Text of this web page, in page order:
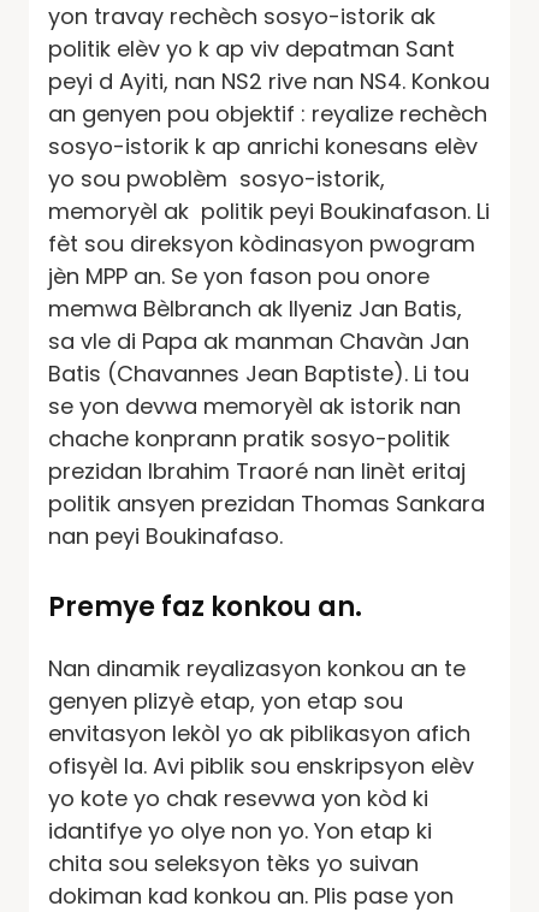
yon travay rechèch sosyo-istorik ak
politik elèv yo k ap viv depatman Sant
peyi d Ayiti, nan NS2 rive nan NS4. Konkou
an genyen pou objektif : reyalize rechèch
sosyo-istorik k ap anrichi konesans elèv
yo sou pwoblèm sosyo-istorik,
memoryèl ak politik peyi Boukinafason. Li
fèt sou direksyon kòdinasyon pwogram
jèn MPP an. Se yon fason pou onore
memwa Bèlbranch ak Ilyeniz Jan Batis,
sa vle di Papa ak manman Chavàn Jan
Batis (Chavannes Jean Baptiste). Li tou
se yon devwa memoryèl ak istorik nan
chache konprann pratik sosyo-politik
prezidan Ibrahim Traoré nan linèt eritaj
politik ansyen prezidan Thomas Sankara
nan peyi Boukinafaso.
Premye faz konkou an.
Nan dinamik reyalizasyon konkou an te
genyen plizyè etap, yon etap sou
envitasyon lekòl yo ak piblikasyon afich
ofisyèl la. Avi piblik sou enskripsyon elèv
yo kote yo chak resevwa yon kòd ki
idantifye yo olye non yo. Yon etap ki
chita sou seleksyon tèks yo suivan
dokiman kad konkou an. Plis pase yon